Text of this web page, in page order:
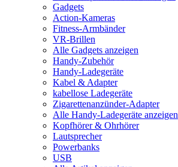
Gadgets
Action-Kameras
Fitness-Armbänder
VR-Brillen
Alle Gadgets anzeigen
Handy-Zubehör
Handy-Ladegeräte
Kabel & Adapter
kabellose Ladegeräte
Zigarettenanzünder-Adapter
Alle Handy-Ladegeräte anzeigen
Kopfhörer & Ohrhörer
Lautsprecher
Powerbanks
USB